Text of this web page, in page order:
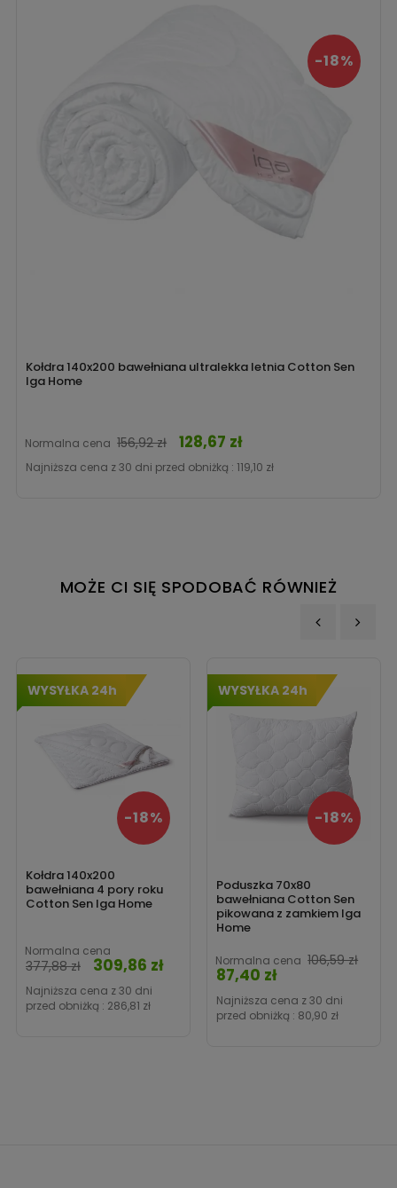
Kołdra 140x200 bawełniana ultralekka letnia Cotton Sen
Iga Home
Normalna cena 156,92 zł
-18%
Cena
128,67 zł
Najniższa cena z 30 dni przed obniżką : 119,10 zł
MOŻE CI SIĘ SPODOBAĆ RÓWNIEŻ
WYSYŁKA 24h
Kołdra 140x200
bawełniana 4 pory roku
Cotton Sen Iga Home
Normalna cena
377,88 zł
-18%
Cena
309,86 zł
Najniższa cena z 30 dni
przed obniżką : 286,81 zł
WYSYŁKA 24h
Poduszka 70x80
bawełniana Cotton Sen
pikowana z zamkiem Iga
Home
Normalna cena 106,59 zł
-18%
87,40 zł
Najniższa cena z 30 dni
przed obniżką : 80,90 zł